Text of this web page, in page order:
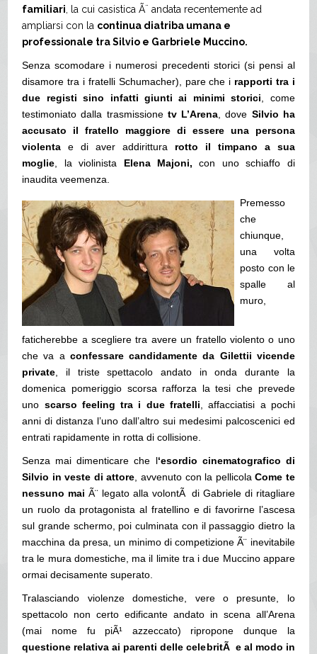
familiari, la cui casistica Ã¨ andata recentemente ad
ampliarsi con la continua diatriba umana e
professionale tra Silvio e Garbriele Muccino.
Senza scomodare i numerosi precedenti storici (si pensi al
disamore tra i fratelli Schumacher), pare che i rapporti tra i
due registi sino infatti giunti ai minimi storici, come
testimoniato dalla trasmissione tv L’Arena, dove Silvio ha
accusato il fratello maggiore di essere una persona
violenta e di aver addirittura rotto il timpano a sua
moglie, la violinista Elena Majoni, con uno schiaffo di
inaudita veemenza.
Premesso
che
chiunque,
una volta
posto con le
spalle al
muro,
faticherebbe a scegliere tra avere un fratello violento o uno
che va a confessare candidamente da Gilettii vicende
private, il triste spettacolo andato in onda durante la
domenica pomeriggio scorsa rafforza la tesi che prevede
uno scarso feeling tra i due fratelli, affacciatisi a pochi
anni di distanza l’uno dall’altro sui medesimi palcoscenici ed
entrati rapidamente in rotta di collisione.
Senza mai dimenticare che l‘esordio cinematografico di
Silvio in veste di attore, avvenuto con la pellicolaCome te
nessuno mai Ã¨ legato alla volontÃ di Gabriele di ritagliare
un ruolo da protagonista al fratellino e di favorirne l’ascesa
sul grande schermo, poi culminata con il passaggio dietro la
macchina da presa, un minimo di competizione Ã¨ inevitabile
tra le mura domestiche, ma il limite tra i due Muccino appare
ormai decisamente superato.
Tralasciando violenze domestiche, vere o presunte, lo
spettacolo non certo edificante andato in scena all’Arena
(mai nome fu piÃ¹ azzeccato) ripropone dunque la
questione relativa ai parenti delle celebritÃ e al modo in